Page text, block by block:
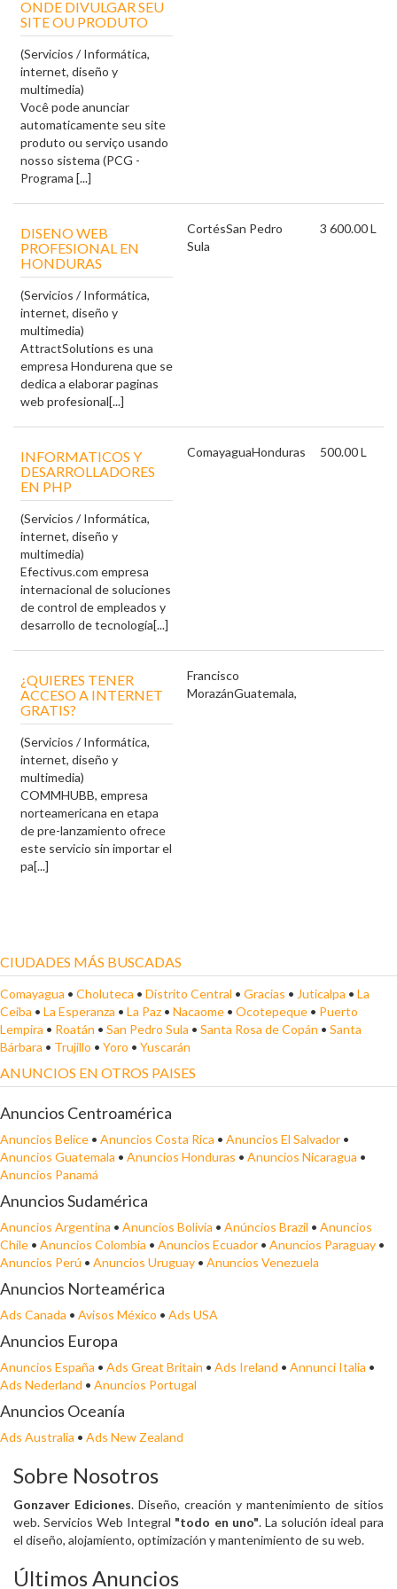
ONDE DIVULGAR SEU
SITE OU PRODUTO
(Servicios / Informática,
internet, diseño y
multimedia)
Você pode anunciar
automaticamente seu site
produto ou serviço usando
nosso sistema (PCG -
Programa [...]
DISENO WEB
PROFESIONAL EN
HONDURAS
(Servicios / Informática,
internet, diseño y
multimedia)
AttractSolutions es una
empresa Hondure na que se
dedica a elaborar paginas
web profesional[...]
CortésSan Pedro
Sula
3 600.00 L
INFORMATICOS Y
DESARROLLADORES
EN PHP
(Servicios / Informática,
internet, diseño y
multimedia)
Efectivus.com empresa
internacional de soluciones
de control de empleados y
desarrollo de tecnología[...]
ComayaguaHonduras 500.00 L
¿QUIERES TENER
ACCESO A INTERNET
GRATIS?
(Servicios / Informática,
internet, diseño y
multimedia)
COMMHUBB, empresa
norteamericana en etapa
de pre-lanzamiento ofrece
este servicio sin importar el
pa[...]
Francisco
MorazánGuatemala,
CIUDADES MÁS BUSCADAS
Comayagua • Choluteca • Distrito Central • Gracias • Juticalpa • La
Ceiba • La Esperanza • La Paz • Nacaome • Ocotepeque • Puerto
Lempira • Roatán • San Pedro Sula • Santa Rosa de Copán • Santa
Bárbara • Trujillo • Yoro • Yuscarán
ANUNCIOS EN OTROS PAISES
Anuncios Centroamérica
Anuncios Belice • Anuncios Costa Rica • Anuncios El Salvador •
Anuncios Guatemala • Anuncios Honduras • Anuncios Nicaragua •
Anuncios Panamá
Anuncios Sudamérica
Anuncios Argentina • Anuncios Bolivia • Anúncios Brazil • Anuncios
Chile • Anuncios Colombia • Anuncios Ecuador • Anuncios Paraguay •
Anuncios Perú • Anuncios Uruguay • Anuncios Venezuela
Anuncios Norteamérica
Ads Canada • Avisos México • Ads USA
Anuncios Europa
Anuncios España • Ads Great Britain • Ads Ireland • Annunci Italia •
Ads Nederland • Anuncios Portugal
Anuncios Oceanía
Ads Australia • Ads New Zealand
Sobre Nosotros
Gonzaver Ediciones. Diseño, creación y mantenimiento de sitios
web. Servicios Web Integral "todo en uno". La solución ideal para
el diseño, alojamiento, optimización y mantenimiento de su web.
Últimos Anuncios